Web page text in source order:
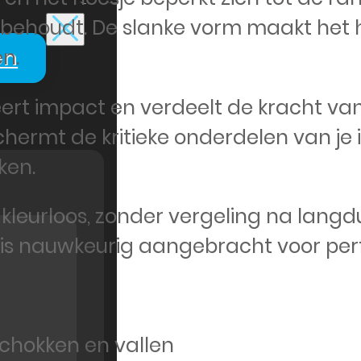
De slanke vorm maakt het
impact en verdeelt de kracht
de kritieke onderdelen van je
zonder vergeling na
nauwkeurig aangebracht voor
en vallen